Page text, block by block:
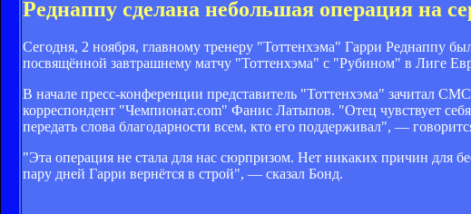
Реднаппу сделана небольшая операция на
Сегодня, 2 ноября, главному тренеру "Тоттенхэма" Гарри Реднаппу
посвящённой завтрашнему матчу "Тоттенхэма" с "Рубином" в Лиге
В начале пресс-конференции представитель "Тоттенхэма" зачитал
корреспондент "Чемпионат.com" Фанис Латыпов. "Отец чувствует
передать слова благодарности всем, кто его поддерживал", —
"Эта операция не стала для нас сюрпризом. Нет никаких причин для
пару дней Гарри вернётся в строй", — сказал Бонд.